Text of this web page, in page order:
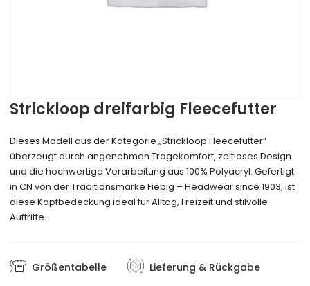
Strickloop dreifarbig Fleecefutter
Dieses Modell aus der Kategorie „Strickloop Fleecefutter“
überzeugt durch angenehmen Tragekomfort, zeitloses Design
und die hochwertige Verarbeitung aus 100% Polyacryl. Gefertigt
in CN von der Traditionsmarke Fiebig – Headwear since 1903, ist
diese Kopfbedeckung ideal für Alltag, Freizeit und stilvolle
Auftritte.
Größentabelle Lieferung & Rückgabe